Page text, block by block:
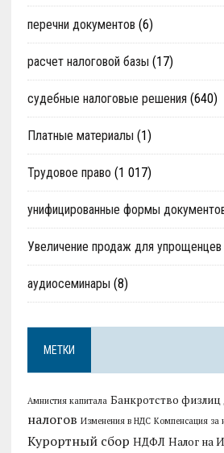
перечни документов (6)
расчет налоговой базы (17)
судебные налоговые решения (640)
Платные материалы (1)
Трудовое право (1 017)
унифицированные формы
Увеличение продаж для упрощенцев
аудиосеминары (8)
МЕТКИ
Амнистия капитала Банкротство физлиц
налогов Изменения в НДС Компенсация за
Курортный сбор НДФЛ Налог на